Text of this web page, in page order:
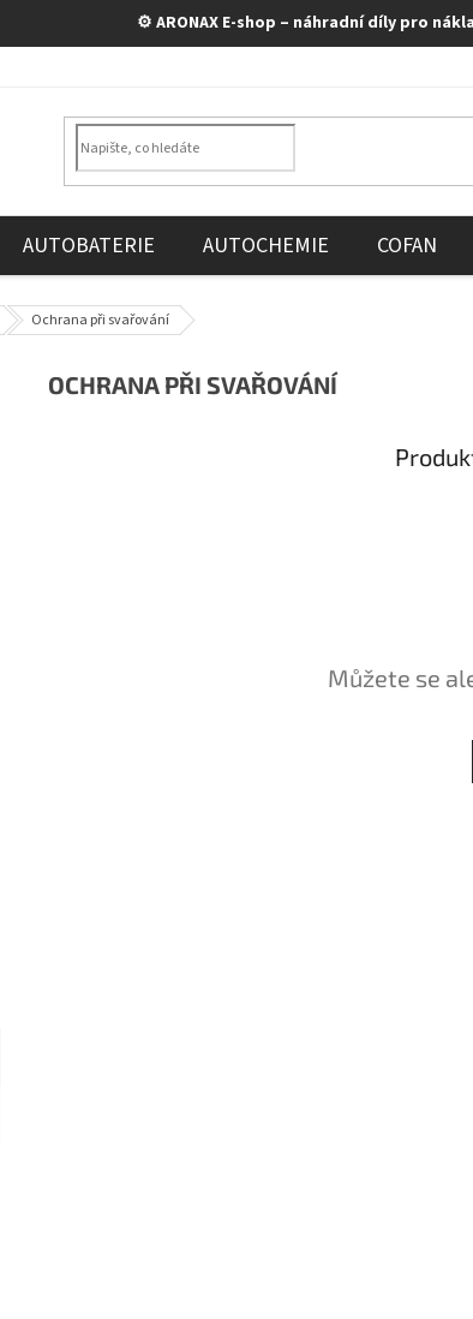
⚙️ ARONAX E-shop – náhradní díly pro
AUTOBATERIE AUTOCHEMIE COFAN
Ochrana při svařování
OCHRANA PŘI SVAŘOVÁNÍ
Můžete se